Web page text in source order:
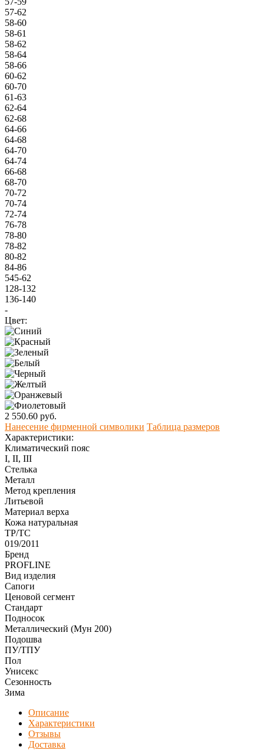
57-62
58-60
58-61
58-62
58-64
58-66
60-62
60-70
61-63
62-64
62-68
64-66
64-68
64-70
64-74
66-68
68-70
70-72
70-74
72-74
76-78
78-80
78-82
80-82
84-86
545-62
128-132
136-140
-
Цвет:
2 550.60 руб.
Нанесение фирменной символики Таблица размеров
Характеристики:
Климатический пояс
I, II, III
Стелька
Металл
Метод крепления
Литьевой
Материал верха
Кожа натуральная
ТР/ТС
019/2011
Бренд
PROFLINE
Вид изделия
Сапоги
Ценовой сегмент
Стандарт
Подносок
Металлический (Мун 200)
Подошва
ПУ/ТПУ
Пол
Унисекс
Сезонность
Зима
Описание
Характеристики
Отзывы
Доставка